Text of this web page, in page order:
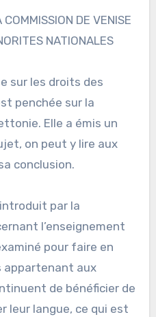
DE VENISE
NATIONALES
sur les droits des
penchée sur la
Elle a émis un
on peut y lire aux
conclusion.
par la
l’enseignement
pour faire en
appartenant aux
de bénéficier de
leur langue, ce qui est